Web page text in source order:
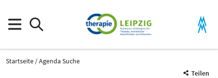
Startseite
Agenda Suche
Teilen